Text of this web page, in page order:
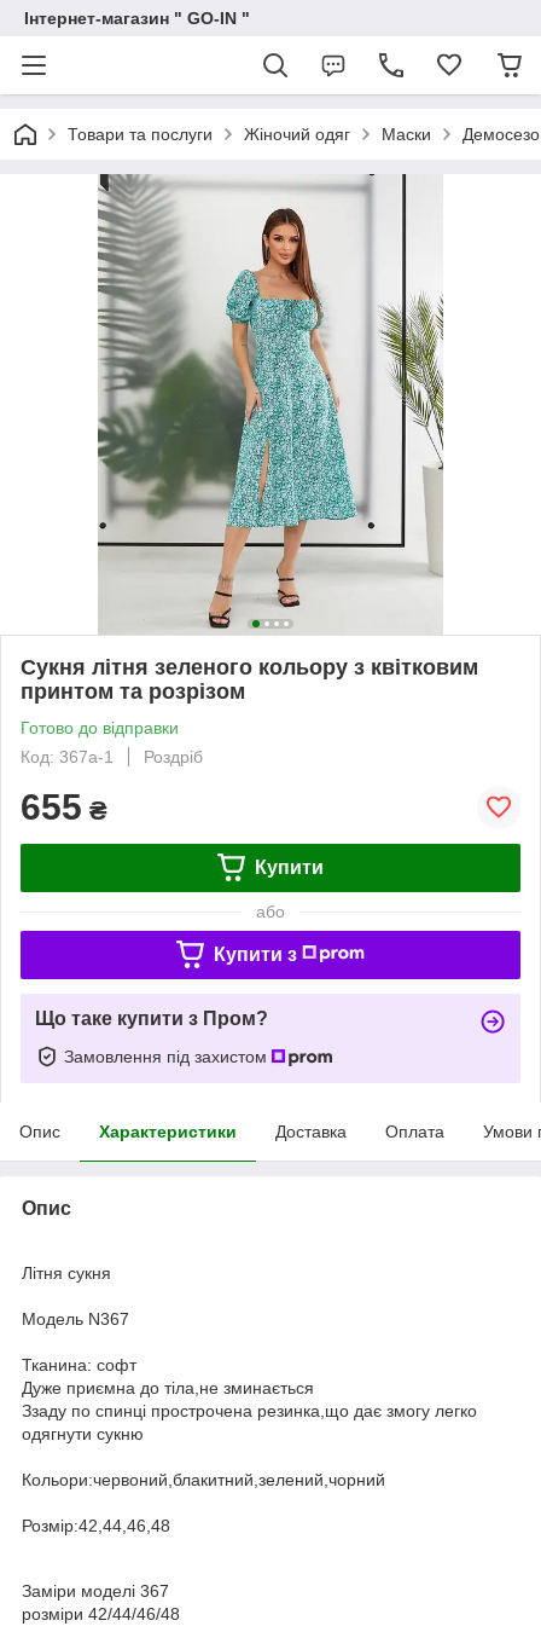
Інтернет-магазин " GO-IN "
Товари та послуги Жіночий одяг Маски
Сукня літня зеленого кольору з квітковим
принтом та розрізом
Готово до відправки
Код: 367a-1
Роздріб
655 ₴
Купити
або
Купити з
Що таке купити з Пром?
Замовлення під захистом
Опис Характеристики Доставка Оплата Умови
Опис
Літня сукня
Модель N367
Тканина: софт
Дуже приємна до тіла,не зминається
Ззаду по спинці прострочена резинка,що дає змогу легко
одягнути сукню
Кольори:червоний,блакитний,зелений,чорний
Розмір:42,44,46,48
Заміри моделі 367
розміри 42/44/46/48